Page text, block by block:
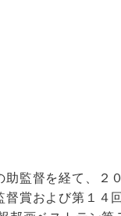
監督を経て、２
賞および第１４